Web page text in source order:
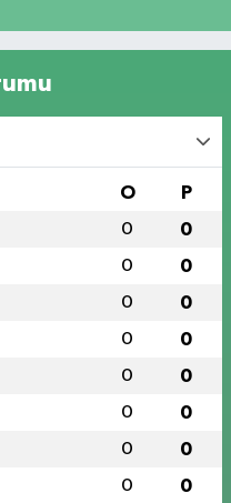
O P
0 0
0 0
0 0
0 0
0 0
0 0
0 0
0 0